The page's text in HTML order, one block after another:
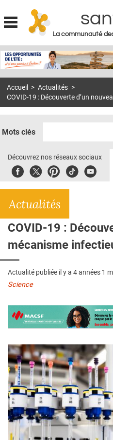
Jump to
La communauté
MON COMPTE
S'ABONNER À LA REVUE SOIN À
DOSSIERS
E-REVUE SAD
L'APP
QUI SOMMES-NOUS ?
PUBLICITÉ
CONDITIONS GÉNÉRALES
CONTACT
Accueil > Actualités >
COVID-19 : Découverte d’un
Mots clés
Découvrez nos réseaux sociaux
FacebookTwitterPinterest
TiktokYoubute
Actualités
COVID-19 :
mécanisme
Actualité publiée il y a 4 années 1
Science